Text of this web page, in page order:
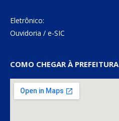
Eletrônico:
Ouvidoria / e-SIC
COMO CHEGAR À PREFEITURA